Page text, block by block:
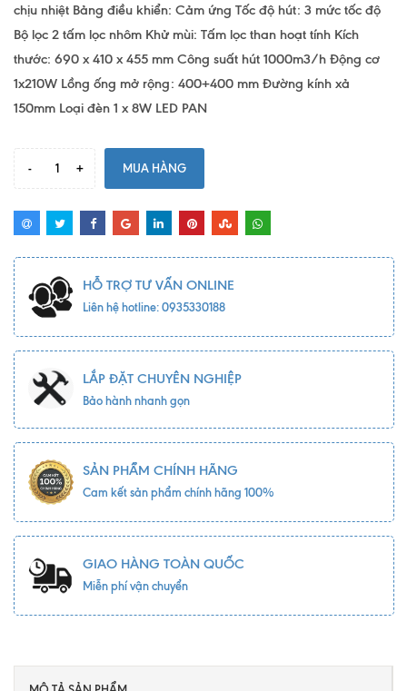
chịu nhiệt Bảng điều khiển: Cảm ứng Tốc độ hút: 3 mức tốc độ
Bộ lọc 2 tấm lọc nhôm Khử mùi: Tấm lọc than hoạt tính Kích
thước: 690 x 410 x 455 mm Công suất hút 1000m3/h Động cơ
1x210W Lồng ống mở rộng: 400+400 mm Đường kính xả
150mm Loại đèn 1 x 8W LED PAN
- + MUA HÀNG
HỖ TRỢ TƯ VẤN ONLINE
Liên hệ hotline: 0935330188
LẮP ĐẶT CHUYÊN NGHIỆP
Bảo hành nhanh gọn
SẢN PHẨM CHÍNH HÃNG
Cam kết sản phẩm chính hãng 100%
GIAO HÀNG TOÀN QUỐC
Miễn phí vận chuyển